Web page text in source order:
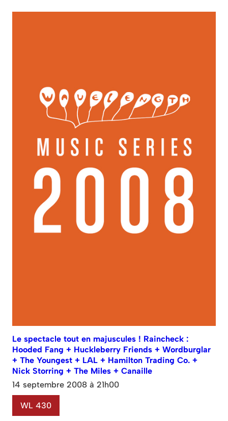
Le spectacle tout en majuscules ! Raincheck :
Hooded Fang + Huckleberry Friends + Wordburglar
+ The Youngest + LAL + Hamilton Trading Co. +
Nick Storring + The Miles + Canaille
14 septembre 2008 à 21h00
WL 430